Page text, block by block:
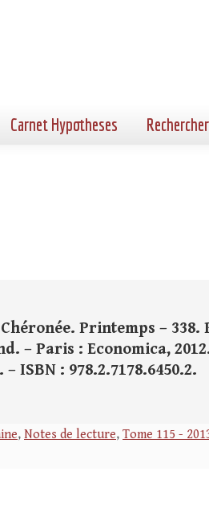
Carnet Hypotheses Rechercher
Printemps –
– Paris : Economica,
ISBN : 978.2.7178.6450.2.
, Notes de lecture, Tome 115 -